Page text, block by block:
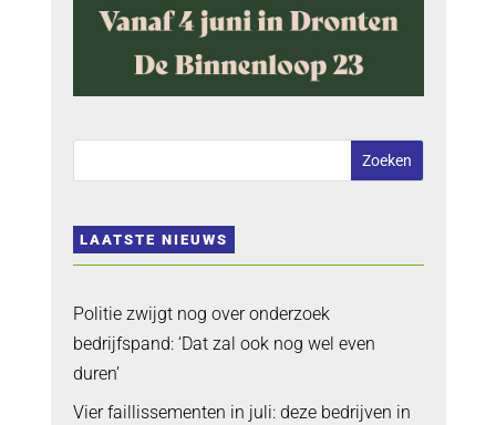
LAATSTE NIEUWS
Politie zwijgt nog over onderzoek
bedrijfspand: ‘Dat zal ook nog wel even
duren’
Vier faillissementen in juli: deze bedrijven in